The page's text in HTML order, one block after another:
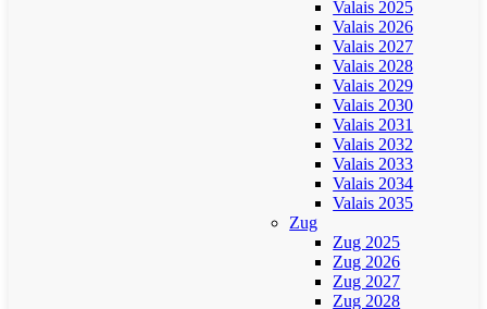
Valais 2025
Valais 2026
Valais 2027
Valais 2028
Valais 2029
Valais 2030
Valais 2031
Valais 2032
Valais 2033
Valais 2034
Valais 2035
Zug
Zug 2025
Zug 2026
Zug 2027
Zug 2028